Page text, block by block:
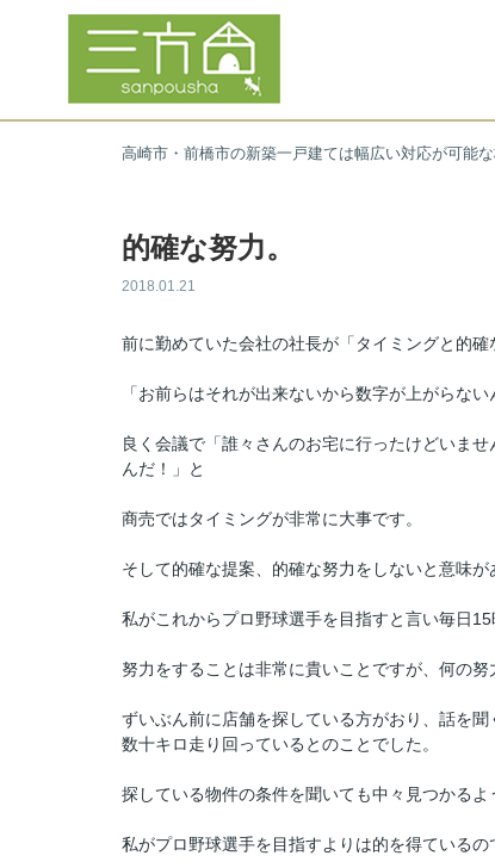
高崎市・前橋市の新築一戸建ては幅広い対応が可能
的確な努力。
2018.01.21
前に勤めていた会社の社長が「タイミングと的
「お前らはそれが出来ないから数字が上がらない
良く会議で「誰々さんのお宅に行ったけどいま
んだ！」と
商売ではタイミングが非常に大事です。
そして的確な提案、的確な努力をしないと意味が
私がこれからプロ野球選手を目指すと言い毎日
努力をすることは非常に貴いことですが、何の努
ずいぶん前に店舗を探している方がおり、話を
数十キロ走り回っているとのことでした。
探している物件の条件を聞いても中々見つかるよ
私がプロ野球選手を目指すよりは的を得ているの